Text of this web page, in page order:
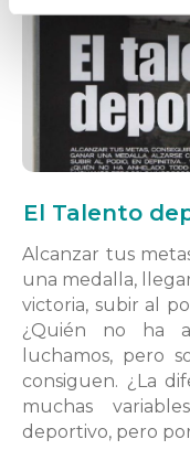
El Talento
Alcanzar tus
una medalla,
victoria, subir al
¿Quién no ha
luchamos, pero
consiguen. ¿La
muchas
deportivo, pero